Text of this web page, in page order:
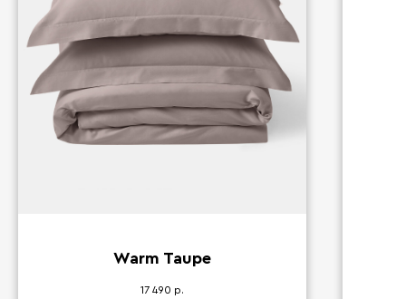
Warm Taupe
17 490 р.